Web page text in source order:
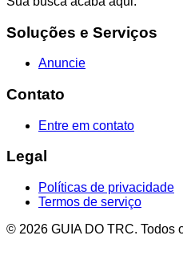
Soluções e Serviços
Anuncie
Contato
Entre em contato
Legal
Políticas de privacidade
Termos de serviço
© 2026 GUIA DO TRC. Todos